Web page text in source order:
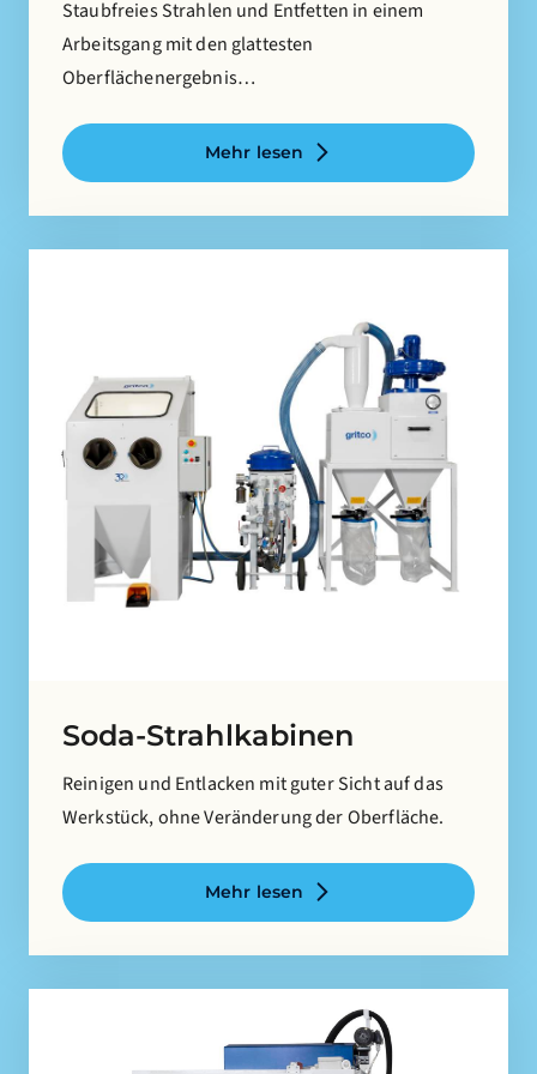
Staubfreies Strahlen und Entfetten in einem
Arbeitsgang mit den glattesten
Oberflächenergebnis…
Mehr lesen
Soda-Strahlkabinen
Reinigen und Entlacken mit guter Sicht auf das
Werkstück, ohne Veränderung der Oberfläche.
Mehr lesen